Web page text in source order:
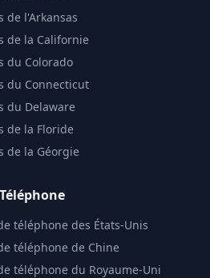
de l'Arkansas
de la Californie
du Colorado
du Connecticut
du Delaware
de la Floride
de la Géorgie
téléphone des États-Unis
téléphone de Chine
téléphone du Royaume-Uni